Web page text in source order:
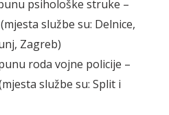
psihološke struke –
službe su: Delnice,
Zagreb)
roda vojne policije –
službe su: Split i